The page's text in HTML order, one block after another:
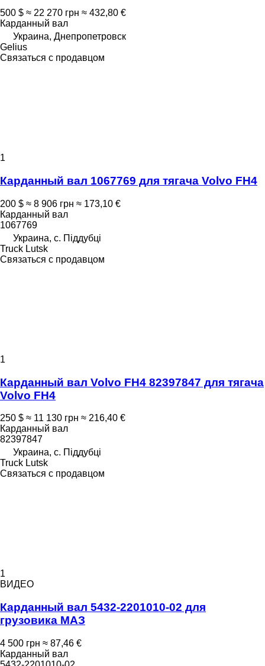
500 $ ≈ 22 270 грн ≈ 432,80 €
Карданный вал
Украина, Днепропетровск
Gelius
Связаться с продавцом
1
Карданный вал 1067769 для тягача Volvo FH4
200 $ ≈ 8 906 грн ≈ 173,10 €
Карданный вал
1067769
Украина, с. Піддубці
Truck Lutsk
Связаться с продавцом
1
Карданный вал Volvo FH4 82397847 для тягача
Volvo FH4
250 $ ≈ 11 130 грн ≈ 216,40 €
Карданный вал
82397847
Украина, с. Піддубці
Truck Lutsk
Связаться с продавцом
1
ВИДЕО
Карданный вал 5432-2201010-02 для
грузовика МАЗ
4 500 грн ≈ 87,46 €
Карданный вал